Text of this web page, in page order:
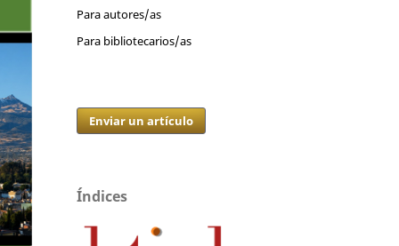
Para autores/as
Para bibliotecarios/as
Enviar un artículo
Índices